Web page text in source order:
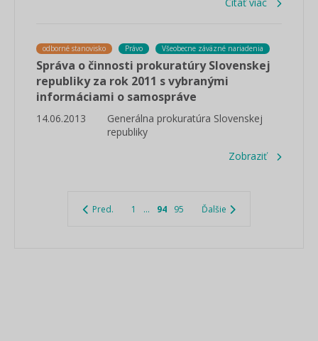
odborné stanovisko Právo Všeobecne záväzné nariadenia
Správa o činnosti prokuratúry Slovenskej
republiky za rok 2011 s vybranými
informáciami o samospráve
14.06.2013
Generálna prokuratúra Slovenskej
republiky
Zobraziť
Pred. 1 ... 94 95 Ďalšie